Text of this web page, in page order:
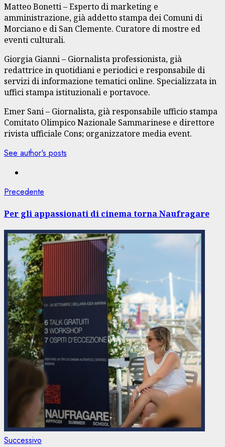
Matteo Bonetti – Esperto di marketing e
amministrazione, già addetto stampa dei Comuni di
Morciano e di San Clemente. Curatore di mostre ed
eventi culturali.
Giorgia Gianni – Giornalista professionista, già
redattrice in quotidiani e periodici e responsabile di
servizi di informazione tematici online. Specializzata in
uffici stampa istituzionali e portavoce.
Emer Sani – Giornalista, già responsabile ufficio stampa
Comitato Olimpico Nazionale Sammarinese e direttore
rivista ufficiale Cons; organizzatore media event.
See author's posts
Navigazione
articolo
Precedente
Per gli appassionati di cinema torna Naufragare
Successivo